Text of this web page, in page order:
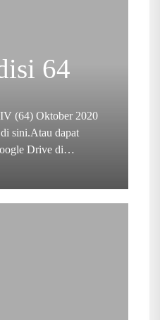
64
(64) Oktober 2020
sini.Atau dapat
Drive di